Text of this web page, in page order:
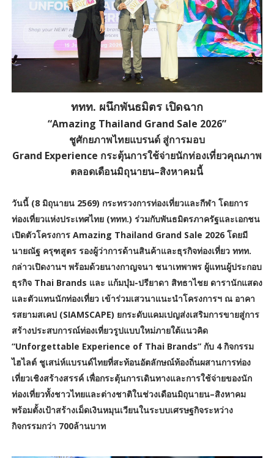
ททท. ผนึกพันธมิตร เปิดฉาก
“Amazing Thailand Grand Sale 2026”
ชูศักยภาพไทยแบรนด์ สู่การมอบ
Grand Experience กระตุ้นการใช้จ่ายนักท่องเที่ยวคุณภาพ
ตลอดเดือนมิถุนายน–สิงหาคมนี้
วันนี้ (8 มิถุนายน 2569) กระทรวงการท่องเที่ยวและกีฬา โดยการ
ท่องเที่ยวแห่งประเทศไทย (ททท.) ร่วมกับพันธมิตรภาครัฐและเอกชน
เปิดตัวโครงการ Amazing Thailand Grand Sale 2026 โดยมี
นายณัฐ ครุฑสูตร รองผู้ว่าการด้านสินค้าและธุรกิจท่องเที่ยว ททท.
กล่าวเปิดงานฯ พร้อมด้วยนางกาญจนา ชนาเทพาพร ผู้แทนผู้ประกอบ
ธุรกิจ Thai Brands และ แก้มบุ๋ม-ปรียาดา สิทธาไชย ดารานักแสดง
และตัวแทนนักท่องเที่ยว เข้าร่วมเสวนาแนะนำโครงการฯ ณ อาคา
รสยามสเคป (SIAMSCAPE) ยกระดับแคมเปญส่งเสริมการขายสู่การ
สร้างประสบการณ์ท่องเที่ยวรูปแบบใหม่ภายใต้แนวคิด
“Unforgettable Experience of Thai Brands” กับ 4 กิจกรรม
ไฮไลต์ ชูเสน่ห์แบรนด์ไทยที่สะท้อนอัตลักษณ์ท้องถิ่นผสานการท่อง
เที่ยวเชิงสร้างสรรค์ เพื่อกระตุ้นการเดินทางและการใช้จ่ายของนัก
ท่องเที่ยวทั้งชาวไทยและต่างชาติในช่วงเดือนมิถุนายน–สิงหาคม
พร้อมตั้งเป้าสร้างเม็ดเงินหมุนเวียนในระบบเศรษฐกิจระหว่าง
กิจกรรมกว่า 700ล้านบาท